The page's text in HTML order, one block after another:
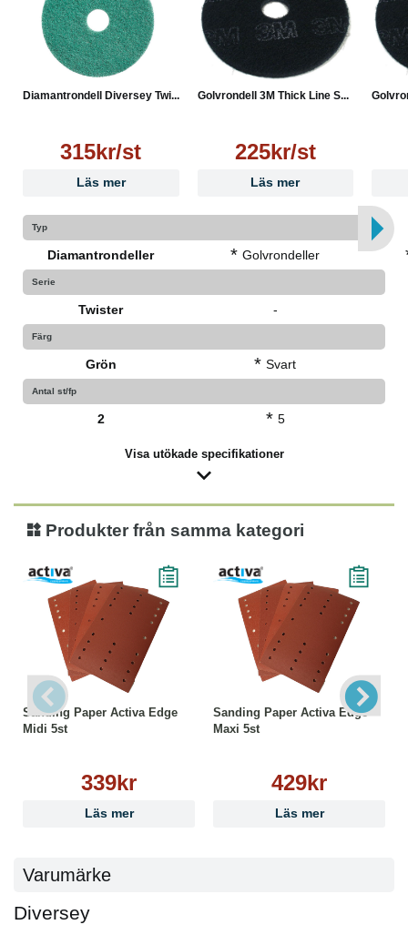
Diamantrondell Diversey Twi...
315kr/st
Läs mer
Golvrondell 3M Thick Line S...
225kr/st
Läs mer
Typ
Diamantrondeller * Golvrondeller
Serie
Twister -
Färg
Grön * Svart
Antal st/fp
2 * 5
Visa utökade specifikationer
Produkter från samma kategori
Sanding Paper Activa Edge
Midi 5st
339kr
Läs mer
Sanding Paper Activa Edge
Maxi 5st
429kr
Läs mer
Varumärke
Diversey